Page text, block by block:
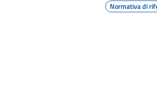
Normativa di